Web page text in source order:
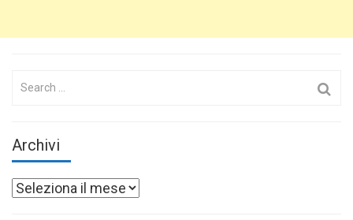
Search
Archivi
Archivi